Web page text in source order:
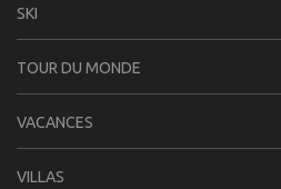
SKI
TOUR DU MONDE
VACANCES
VILLAS